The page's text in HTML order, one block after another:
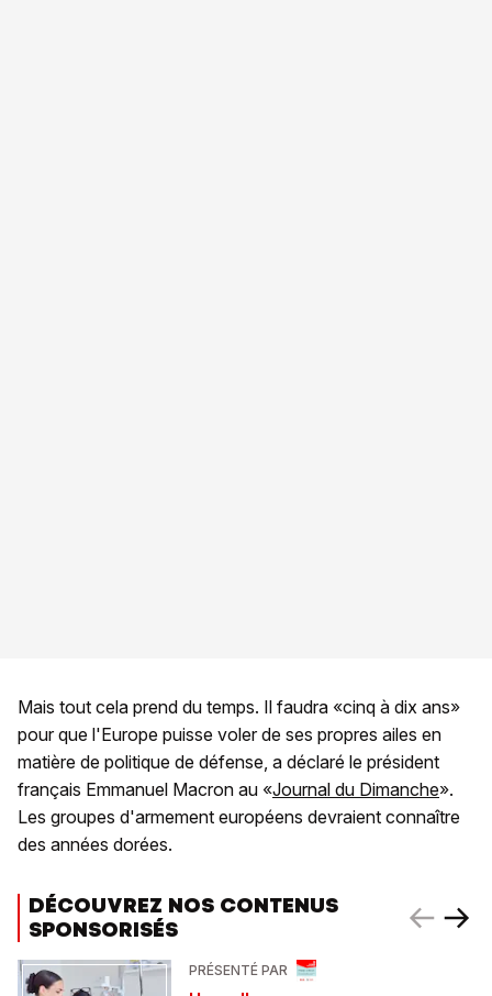
Mais tout cela prend du temps. Il faudra «cinq à dix ans»
pour que l'Europe puisse voler de ses propres ailes en
matière de politique de défense, a déclaré le président
français Emmanuel Macron au «Journal du Dimanche».
Les groupes d'armement européens devraient connaître
des années dorées.
DÉCOUVREZ NOS CONTENUS
SPONSORISÉS
PRÉSENTÉ PAR